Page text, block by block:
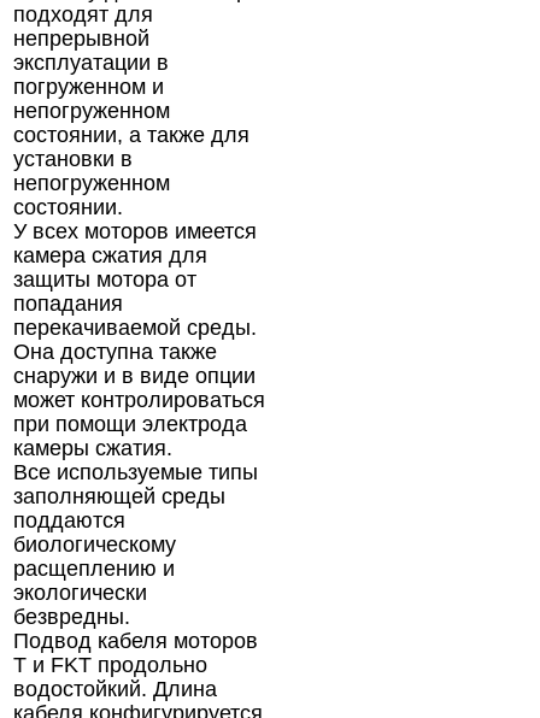
подходят для
непрерывной
эксплуатации в
погруженном и
непогруженном
состоянии, а также для
установки в
непогруженном
состоянии.
У всех моторов имеется
камера сжатия для
защиты мотора от
попадания
перекачиваемой среды.
Она доступна также
снаружи и в виде опции
может контролироваться
при помощи электрода
камеры сжатия.
Все используемые типы
заполняющей среды
поддаются
биологическому
расщеплению и
экологически
безвредны.
Подвод кабеля моторов
T и FKT продольно
водостойкий. Длина
кабеля конфигурируется